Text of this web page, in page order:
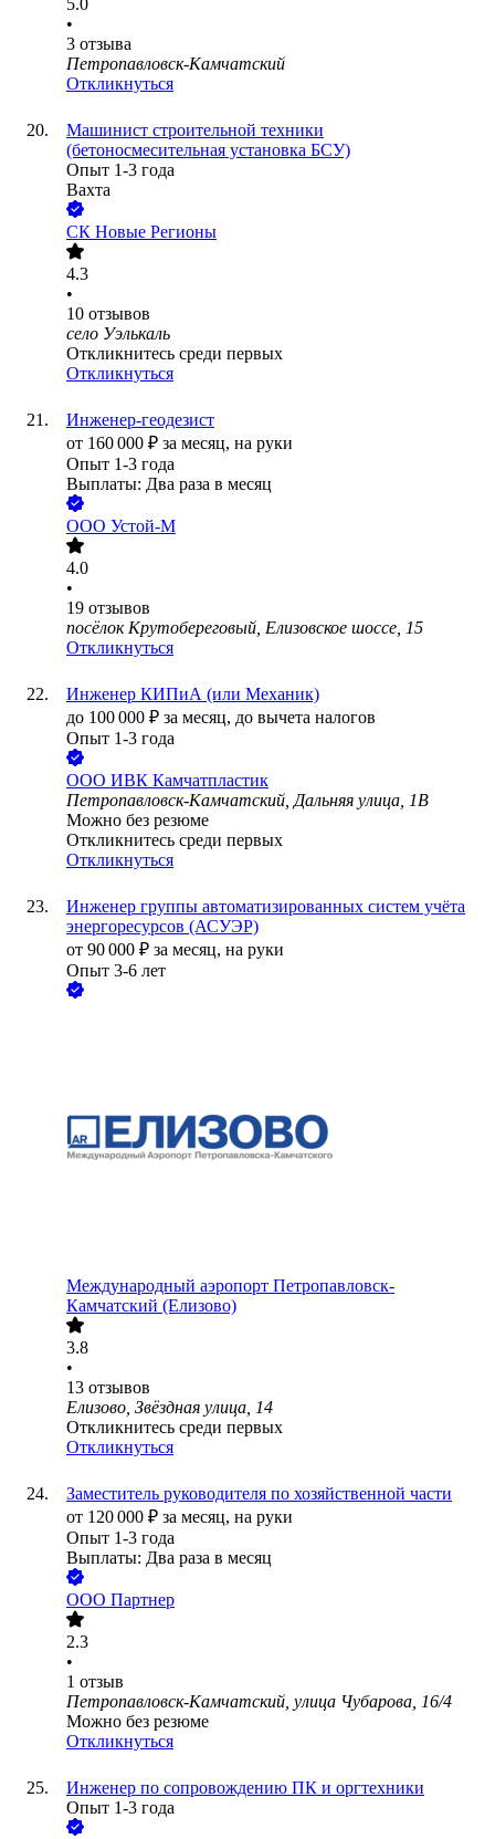
5.0
•
3 отзыва
Петропавловск-Камчатский
Откликнуться
Машинист строительной техники
(бетоносмесительная установка БСУ)
Опыт 1-3 года
Вахта
СК Новые Регионы
4.3
•
10 отзывов
село Уэлькаль
Откликнитесь среди первых
Откликнуться
Инженер-геодезист
от 160 000 ₽ за месяц, на руки
Опыт 1-3 года
Выплаты: Два раза в месяц
ООО Устой-М
4.0
•
19 отзывов
посёлок Крутобереговый, Елизовское шоссе, 15
Откликнуться
Инженер КИПиА (или Механик)
до 100 000 ₽ за месяц, до вычета налогов
Опыт 1-3 года
ООО ИВК Камчатпластик
Петропавловск-Камчатский, Дальняя улица, 1В
Можно без резюме
Откликнитесь среди первых
Откликнуться
Инженер группы автоматизированных систем учёта
энергоресурсов (АСУЭР)
от 90 000 ₽ за месяц, на руки
Опыт 3-6 лет
Международный аэропорт Петропавловск-
Камчатский (Елизово)
3.8
•
13 отзывов
Елизово, Звёздная улица, 14
Откликнитесь среди первых
Откликнуться
Заместитель руководителя по хозяйственной части
от 120 000 ₽ за месяц, на руки
Опыт 1-3 года
Выплаты: Два раза в месяц
ООО Партнер
2.3
•
1 отзыв
Петропавловск-Камчатский, улица Чубарова, 16/4
Можно без резюме
Откликнуться
Инженер по сопровождению ПК и оргтехники
Опыт 1-3 года